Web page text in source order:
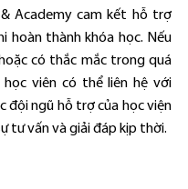
Academy cam kết hỗ trợ
hoàn thành khóa học. Nếu
có thắc mắc trong quá
học viên có thể liên hệ với
đội ngũ hỗ trợ của học viện
tư vấn và giải đáp kịp thời.